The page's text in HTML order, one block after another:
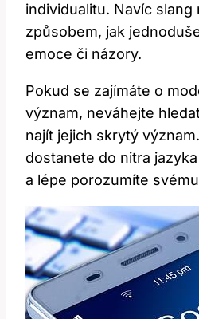
individualitu. Navíc slang
způsobem, jak
‌emoce či názory.
Pokud se zajímáte o
význam, neváhejte
najít jejich ​skrytý
dostanete do⁢ nitra
a ⁤lépe porozumíte